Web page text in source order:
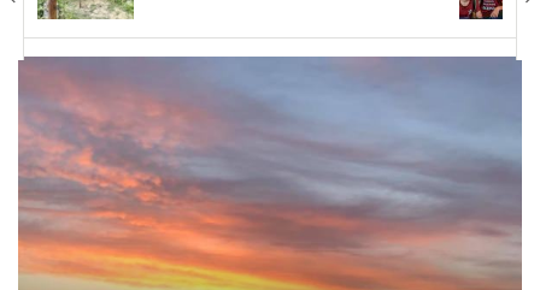
SANATATE
SPORT
SPECIAL
POLITIC
LIFE